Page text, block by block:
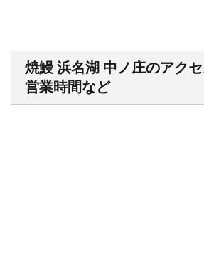
焼鰻 浜名湖 中ノ庄のアクセ
営業時間など